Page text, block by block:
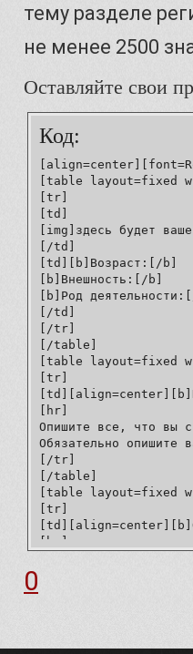
тему разделе
не менее 2500
Оставляйте свои
Код:
[table layout=fixed
[tr]
[td]
[img]здесь будет
[/td]
[td][b]Возраст:[/b]
[b]Внешность:[/b]
[b]Род
[/td]
[/tr]
[/table]
[table layout=fixed
[tr]
[hr]
Опишите все, что вы
Обязательно опишите
[/tr]
[/table]
[table layout=fixed
[tr]
[hr]
0